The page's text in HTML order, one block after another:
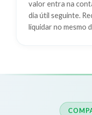
valor entra na
dia útil seguinte.
liquidar no mesmo